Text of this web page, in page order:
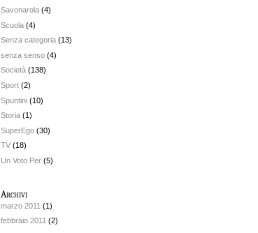
Savonarola (4)
Scuola (4)
Senza categoria (13)
senza senso (4)
Società (138)
Sport (2)
Spuntini (10)
Storia (1)
SuperEgo (30)
TV (18)
Un Voto Per (5)
Archivi
marzo 2011 (1)
febbraio 2011 (2)